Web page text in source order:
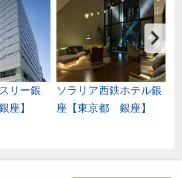
リー銀
座】
ソラリア西鉄ホテル銀
座【東京都 銀座】